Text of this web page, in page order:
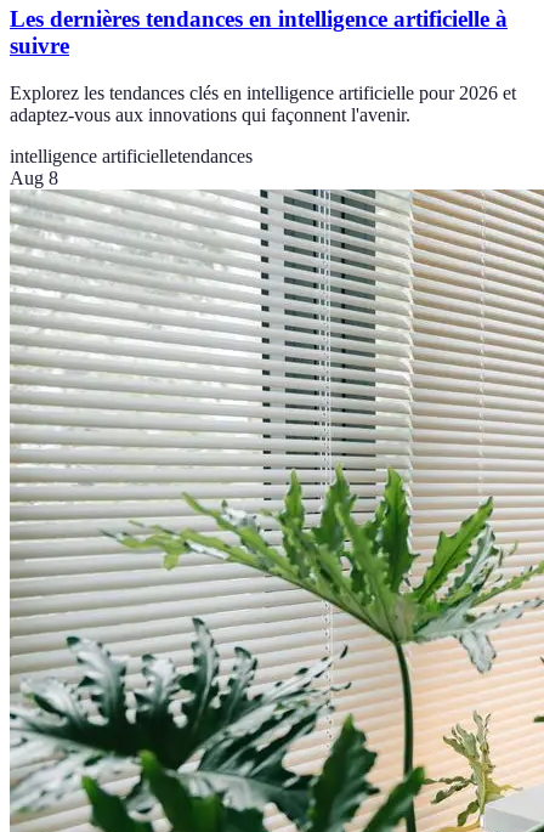
Les dernières tendances en intelligence artificielle à
suivre
Explorez les tendances clés en intelligence artificielle pour 2026 et
adaptez-vous aux innovations qui façonnent l'avenir.
intelligence artificielletendances
Aug 8